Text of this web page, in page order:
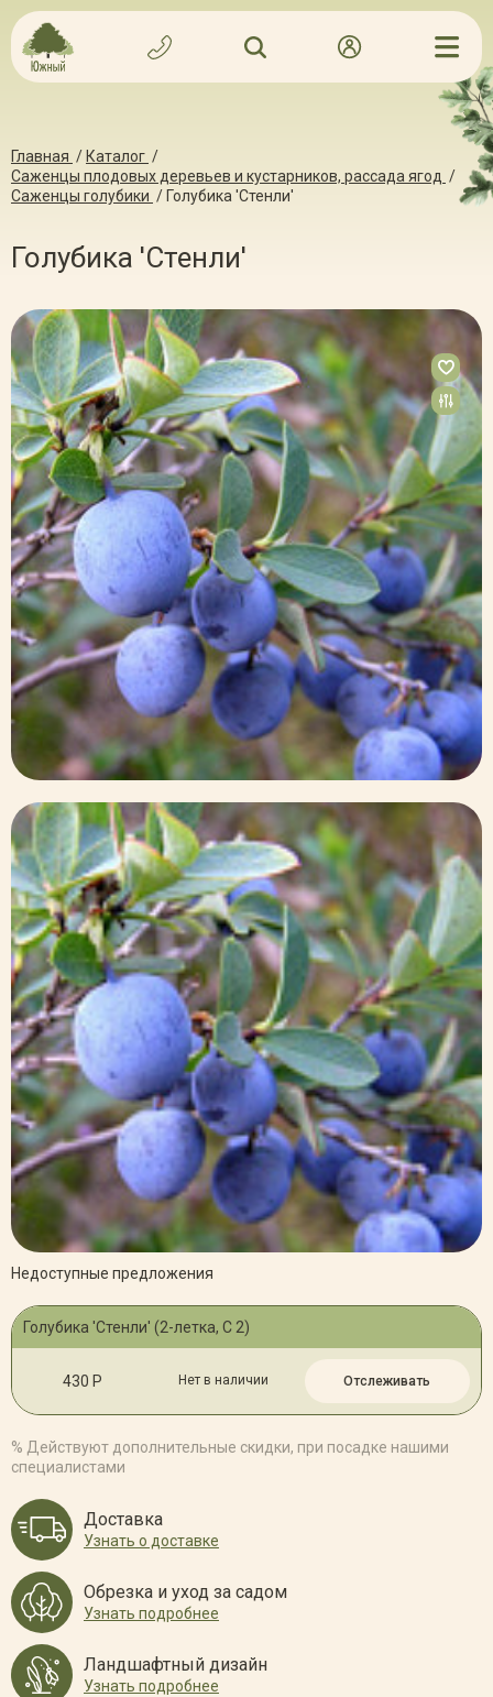
Главная / Каталог /
Саженцы плодовых деревьев и кустарников, рассада ягод /
Саженцы голубики / Голубика 'Стенли'
Голубика 'Стенли'
Недоступные предложения
Голубика 'Стенли' (2-летка, C 2)
430 Р Нет в наличии Отслеживать
% Действуют дополнительные скидки, при посадке нашими
специалистами
Доставка
Узнать о доставке
Обрезка и уход за садом
Узнать подробнее
Ландшафтный дизайн
Узнать подробнее